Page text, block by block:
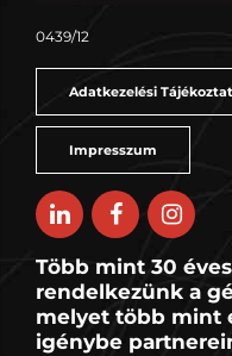
0439/12
Adatkezelési
Impresszum
Több mint 30
rendelkezünk a
melyet több mint
igénybe